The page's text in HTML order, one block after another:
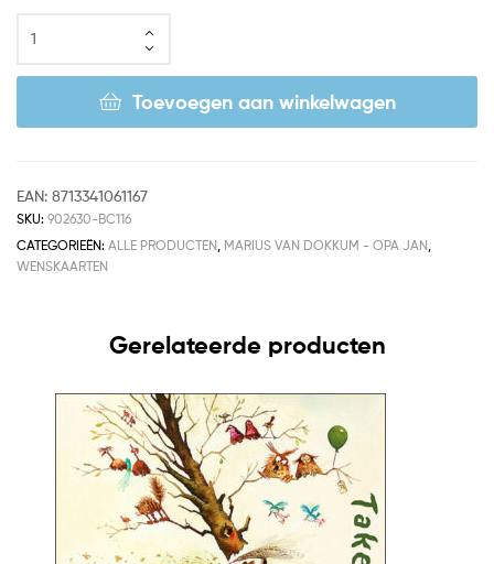
Toevoegen aan winkelwagen
EAN: 8713341061167
SKU: 902630-BC116
CATEGORIEËN: ALLE PRODUCTEN MARIUS VAN DOKKUM - OPA JAN
WENSKAARTEN
Gerelateerde producten